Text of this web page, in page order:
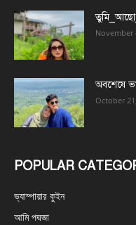
November
অবশেষে
October
POPULAR
ভ্যাম্পায়ার কুইন
আমি পদ্মজা